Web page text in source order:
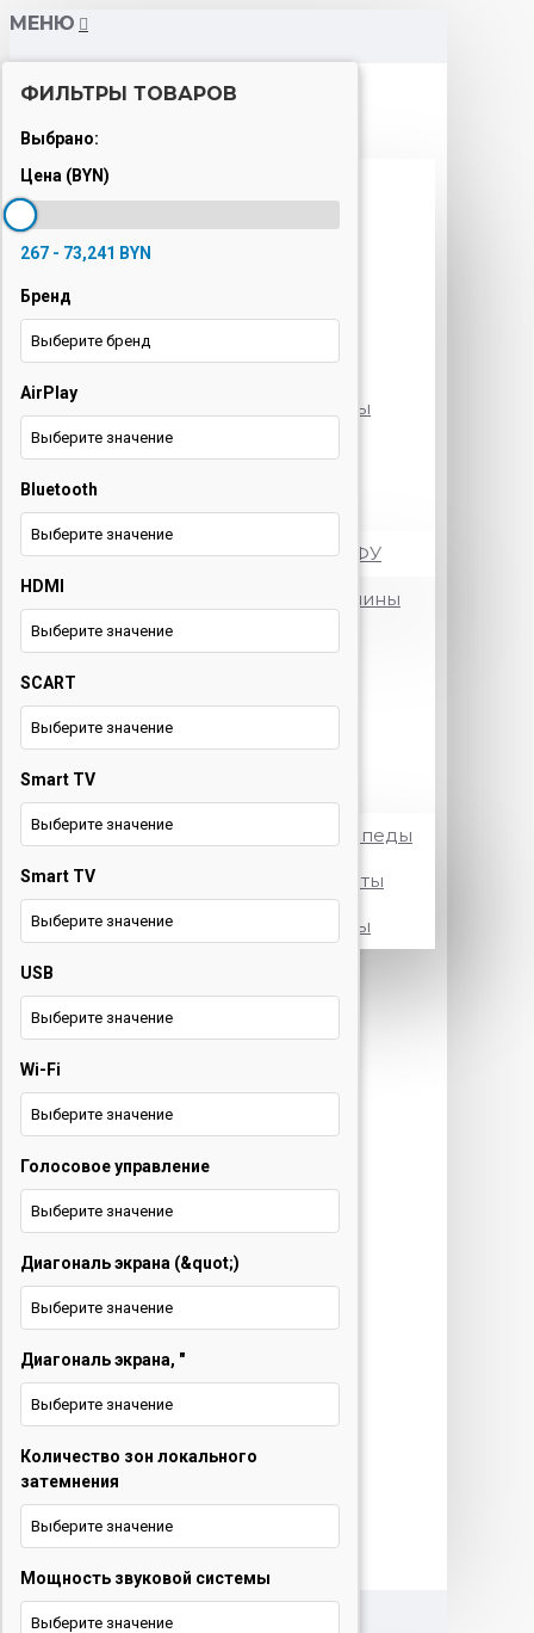
МЕНЮ
Вытяжки
Кондиционеры
Кофемашины
Морозильные камеры
Ноутбуки
Принтеры и МФУ
Посудомоечные машины
Стиральные машины
Холодильники
Электровелосипеды
Электросамокаты
Электроскутеры
техника и ТВ
+375 29 677 54 10
Электротранспорт
+375 33 653 41 34
Обратный звонок
О нас
Контакты
Услуги
Новости
ФИЛЬТРЫ ТОВАРОВ
Выбрано:
Цена (BYN)
267 - 73,241 BYN
Бренд
Выберите бренд
AirPlay
Выберите значение
Bluetooth
Выберите значение
HDMI
Выберите значение
SCART
Выберите значение
Smart TV
Выберите значение
Smart TV
Выберите значение
USB
Выберите значение
Wi-Fi
Выберите значение
Голосовое управление
Выберите значение
Диагональ экрана (&quot;)
Выберите значение
Диагональ экрана, "
Выберите значение
Количество зон локального
затемнения
Выберите значение
Мощность звуковой системы
Выберите значение